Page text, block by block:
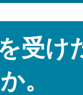
受け
。